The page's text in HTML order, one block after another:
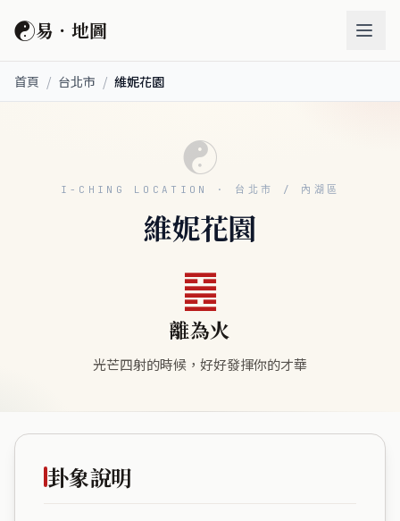
☯易．地圖
首頁 / 台北市 / 維妮花園
☯
I-CHING LOCATION · 台北市 / 內湖區
維妮花園
䷝
離為火
光芒四射的時候，好好發揮你的才華
卦象說明